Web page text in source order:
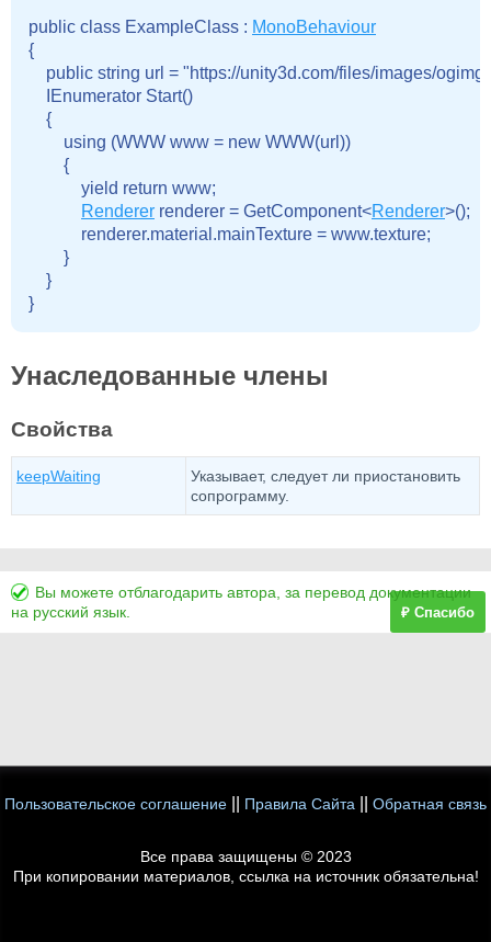
public class ExampleClass : MonoBehaviour
{
public string url = "https://unity3d.com/files/images/
    IEnumerator Start()
    {
        using (WWW www = new WWW(url))
        {
            yield return www;
Renderer renderer = GetComponent<Renderer>();
            renderer.material.mainTexture = www.texture;
        }
    }
Унаследованные члены
Свойства
keepWaiting
Указывает, следует ли приостановить
сопрограмму.
Вы можете отблагодарить автора, за перевод документации
на русский язык.
₽ Спасибо
Пользовательское соглашение Правила Сайта Обратная связь
Все права защищены © 2023
При копировании материалов, ссылка на источник обязательна!